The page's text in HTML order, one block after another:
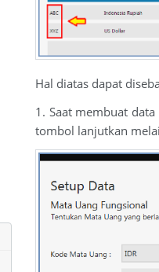
Hal diatas dapat
1. Saat membuat
tombol lanjutkan